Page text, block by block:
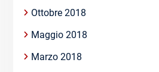
Ottobre 2018
Maggio 2018
Marzo 2018